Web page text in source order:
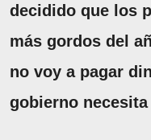
decidido que los
más gordos del
no voy a pagar
gobierno